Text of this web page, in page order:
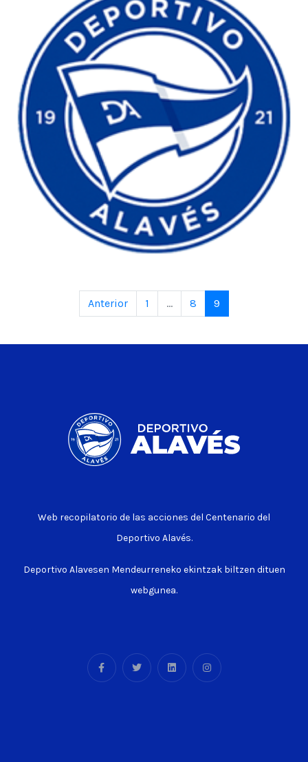
Anterior 1 ... 8 9
Web recopilatorio de las acciones del Centenario del
Deportivo Alavés.
Deportivo Alavesen Mendeurreneko ekintzak biltzen dituen
webgunea.